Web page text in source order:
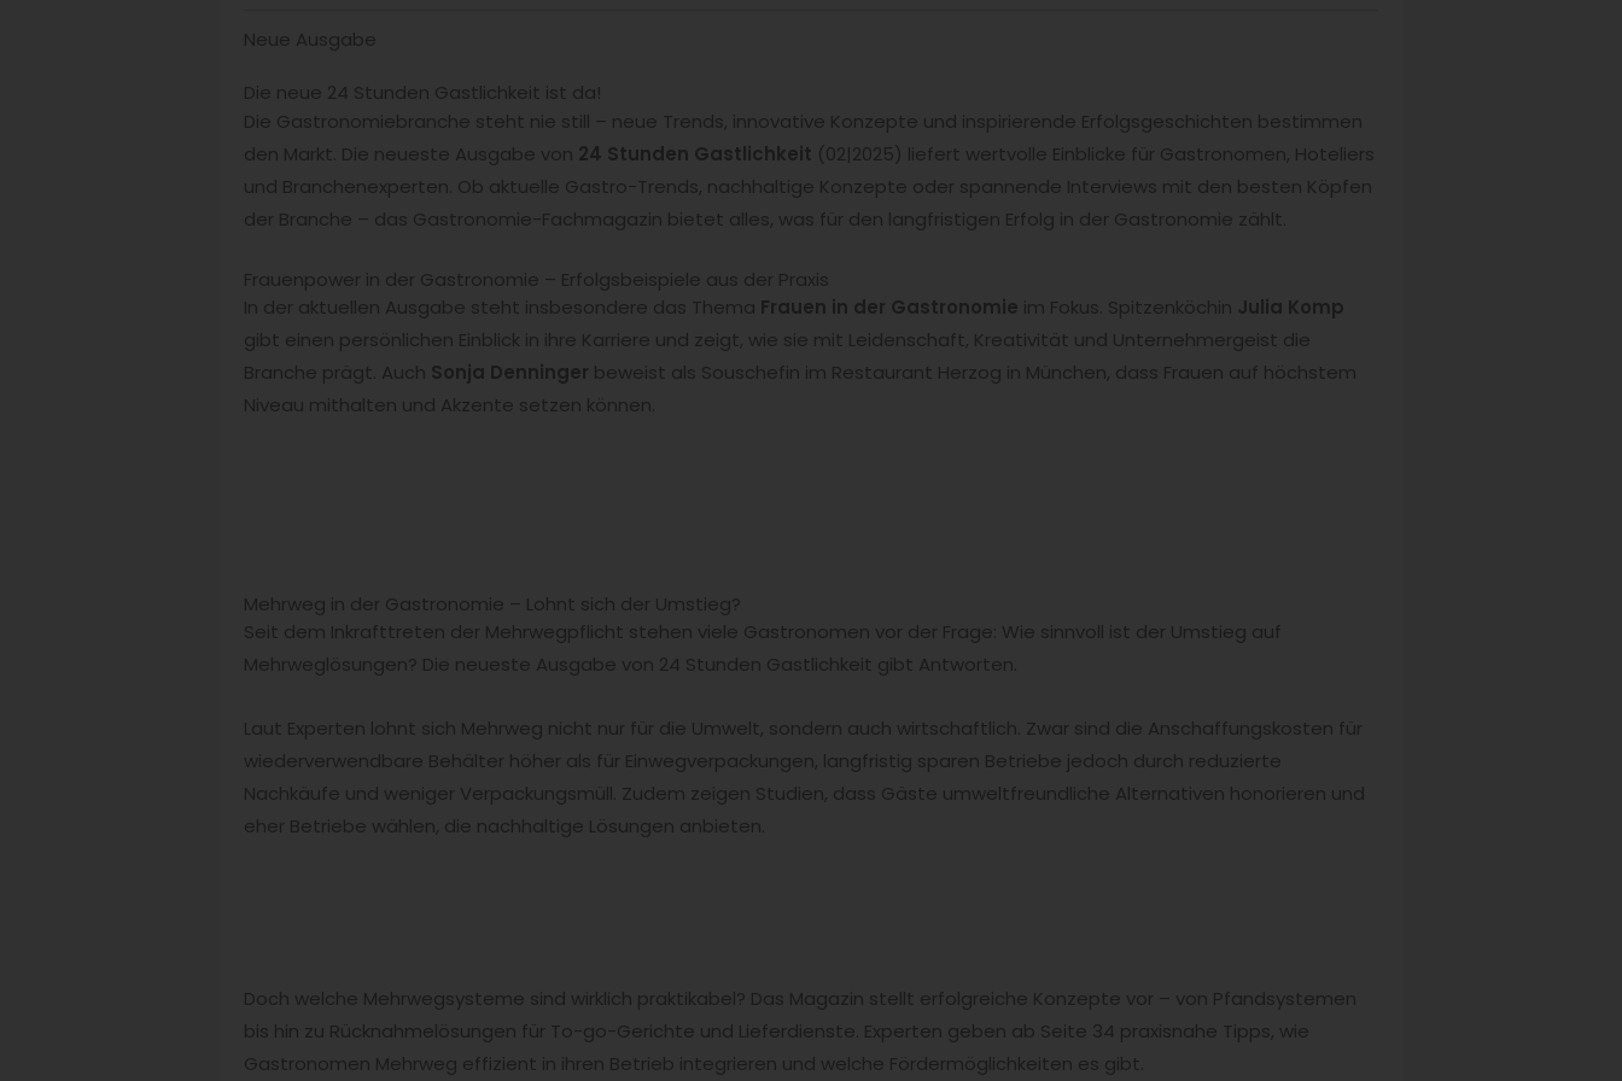
Neue Ausgabe
Die neue 24 Stunden Gastlichkeit ist da!
Die Gastronomiebranche steht nie still – neue Trends, innovative Konzepte und inspirierende Erfolgsgeschichten bestimmen
den Markt. Die neueste Ausgabe von 24 Stunden Gastlichkeit (02|2025) liefert wertvolle Einblicke für Gastronomen, Hoteliers
und Branchenexperten. Ob aktuelle Gastro-Trends, nachhaltige Konzepte oder spannende Interviews mit den besten Köpfen
der Branche – das Gastronomie-Fachmagazin bietet alles, was für den langfristigen Erfolg in der Gastronomie zählt.
Frauenpower in der Gastronomie – Erfolgsbeispiele aus der Praxis
In der aktuellen Ausgabe steht insbesondere das Thema Frauen in der Gastronomie im Fokus. Spitzenköchin Julia Komp
gibt einen persönlichen Einblick in ihre Karriere und zeigt, wie sie mit Leidenschaft, Kreativität und Unternehmergeist die
Branche prägt. Auch Sonja Denninger beweist als Souschefin im Restaurant Herzog in München, dass Frauen auf höchstem
Niveau mithalten und Akzente setzen können.
Mehrweg in der Gastronomie – Lohnt sich der Umstieg?
Seit dem Inkrafttreten der Mehrwegpflicht stehen viele Gastronomen vor der Frage: Wie sinnvoll ist der Umstieg auf
Mehrweglösungen? Die neueste Ausgabe von 24 Stunden Gastlichkeit gibt Antworten.
Laut Experten lohnt sich Mehrweg nicht nur für die Umwelt, sondern auch wirtschaftlich. Zwar sind die Anschaffungskosten für
wiederverwendbare Behälter höher als für Einwegverpackungen, langfristig sparen Betriebe jedoch durch reduzierte
Nachkäufe und weniger Verpackungsmüll. Zudem zeigen Studien, dass Gäste umweltfreundliche Alternativen honorieren und
eher Betriebe wählen, die nachhaltige Lösungen anbieten.
Doch welche Mehrwegsysteme sind wirklich praktikabel? Das Magazin stellt erfolgreiche Konzepte vor – von Pfandsystemen
bis hin zu Rücknahmelösungen für To-go-Gerichte und Lieferdienste. Experten geben ab Seite 34 praxisnahe Tipps, wie
Gastronomen Mehrweg effizient in ihren Betrieb integrieren und welche Fördermöglichkeiten es gibt.